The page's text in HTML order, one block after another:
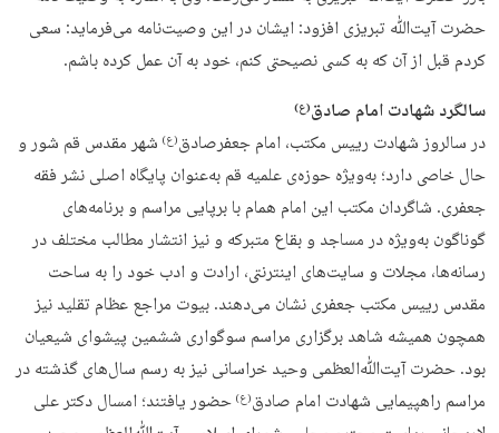
حضرت آیت‌ﷲ تبریزی افزود: ایشان در این وصیت‌نامه می‌فرماید: سعی
کردم قبل از آن که به کسی نصیحتی کنم، خود به آن عمل کرده باشم.
سالگرد شهادت امام صادق(ع)
در سالروز شهادت رییس مکتب، امام جعفرصادق(ع) شهر مقدس قم شور و
حال خاصی دارد؛ به‌ویژه حوزه‌ی علمیه قم به‌عنوان پایگاه اصلی نشر فقه
جعفری. شاگردان مکتب این امام همام با برپایی مراسم و برنامه‌های
گوناگون به‌ویژه در مساجد و بقاع متبرکه و نیز انتشار مطالب مختلف در
رسانه‌ها، مجلات و سایت‌های اینترنتی، ارادت و ادب خود را به ساحت
مقدس رییس مکتب جعفری نشان می‌دهند. بیوت مراجع عظام تقلید نیز
همچون همیشه شاهد برگزاری مراسم سوگواری ششمین پیشوای شیعیان
بود. حضرت آیت‌ﷲ‌العظمی وحید خراسانی نیز به رسم سال‌های گذشته در
مراسم راهپیمایی شهادت امام صادق(ع) حضور یافتند؛ امسال دکتر علی